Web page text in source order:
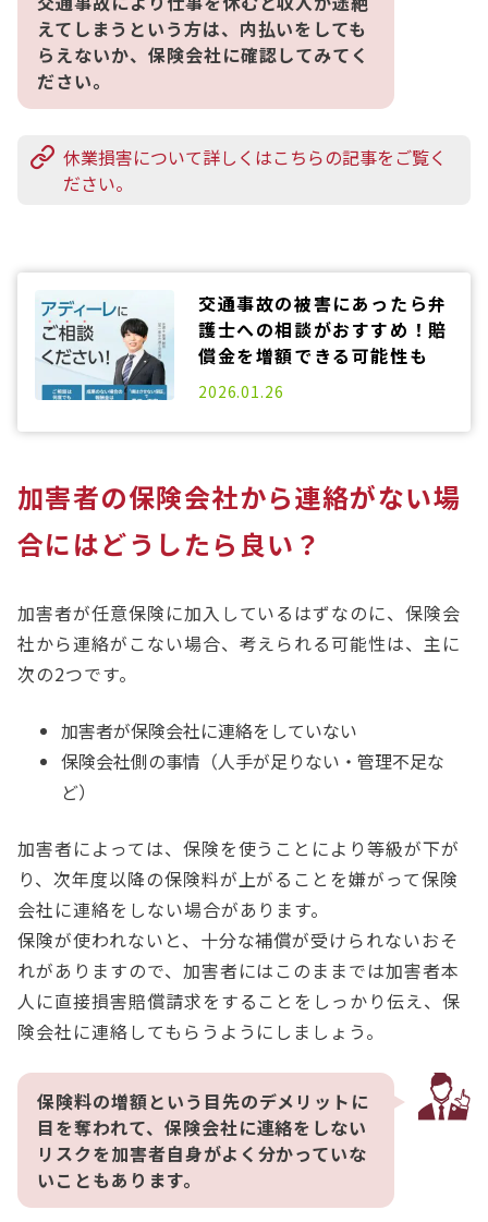
えてしまうという方は、内払いをしても
らえないか、保険会社に確認してみてく
ださい。
休業損害について詳しくはこちらの記事をご覧く
ださい。
交通事故の被害にあったら弁
護士への相談がおすすめ！賠
償金を増額できる可能性も
2025.06.20
2026.01.26
加害者の保険会社から連絡がない場
合にはどうしたら良い？
加害者が任意保険に加入しているはずなのに、保険会
社から連絡がこない場合、考えられる可能性は、主に
次の2つです。
加害者が保険会社に連絡をしていない
保険会社側の事情（人手が足りない・管理不足な
ど）
加害者によっては、保険を使うことにより等級が下が
り、次年度以降の保険料が上がることを嫌がって保険
会社に連絡をしない場合があります。
保険が使われないと、十分な補償が受けられないおそ
れがありますので、加害者にはこのままでは加害者本
人に直接損害賠償請求をすることをしっかり伝え、保
険会社に連絡してもらうようにしましょう。
保険料の増額という目先のデメリットに
目を奪われて、保険会社に連絡をしない
リスクを加害者自身がよく分かっていな
いこともあります。